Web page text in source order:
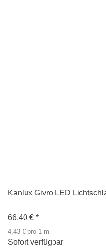
Kanlux Givro LED
66,40 € *
4,43 € pro 1 m
Sofort verfügbar